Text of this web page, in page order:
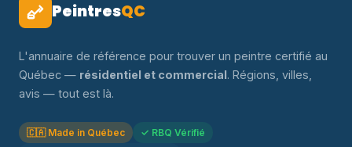
PeintresQC
L'annuaire de référence pour trouver un peintre certifié au
Québec — résidentiel et commercial. Régions, villes,
avis — tout est là.
🇨🇦 Made in Québec
✓ RBQ Vérifié